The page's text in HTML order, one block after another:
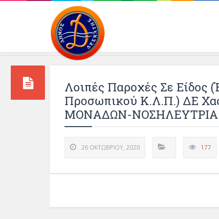
Λοιπές Παροχές Σε Είδος
Προσωπικού Κ.λ.π.) ΔΕ
ΜΟΝΑΔΩΝ-ΝΟΣΗΛΕΥΤΡΙΑ
26 ΟΚΤΩΒΡΊΟΥ, 2020 177